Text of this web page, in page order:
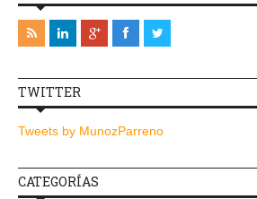
TWITTER
Tweets by MunozParreno
CATEGORÍAS